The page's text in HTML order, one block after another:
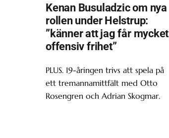
Kenan Busuladzic om nya
rollen under Helstrup:
”känner att jag får mycket
offensiv frihet”
PLUS. 19-åringen trivs att spela på
ett tremannamittfält med Otto
Rosengren och Adrian Skogmar.